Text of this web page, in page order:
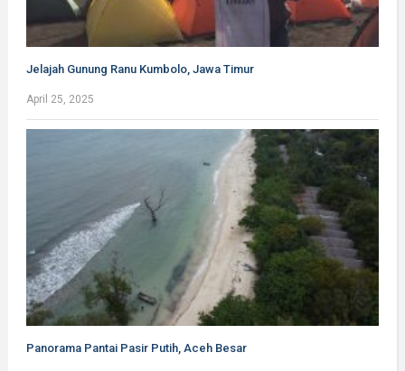
Jelajah Gunung Ranu Kumbolo, Jawa Timur
April 25, 2025
Panorama Pantai Pasir Putih, Aceh Besar